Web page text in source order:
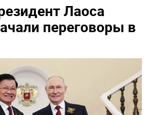
Лаоса
переговоры в